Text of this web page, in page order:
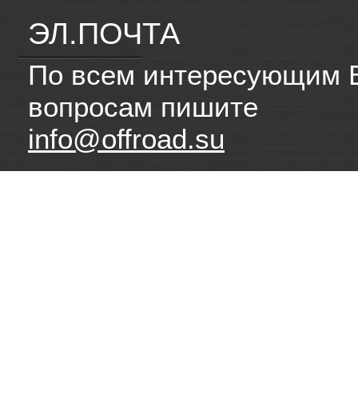
ЭЛ.ПОЧТА
По всем интересующим
вопросам пишите
info@offroad.su